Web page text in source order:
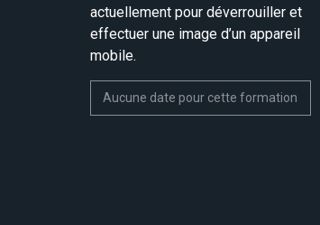
actuellement pour déverrouiller et
effectuer une image d’un appareil
mobile.
Aucune date pour cette formation